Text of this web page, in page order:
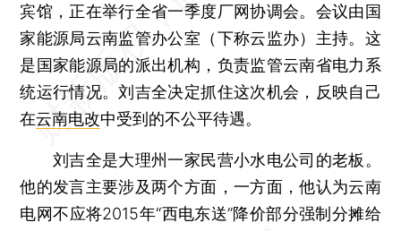
宾馆，正在举行全省一季度厂网协调会。会议由国
家能源局云南监管办公室（下称云监办）主持。这
是国家能源局的派出机构，负责监管云南省电力系
统运行情况。刘吉全决定抓住这次机会，反映自己
在云南电改中受到的不公平待遇。
刘吉全是大理州一家民营小水电公司的老板。
他的发言主要涉及两个方面，一方面，他认为云南
电网不应将2015年“西电东送”降价部分强制分摊给